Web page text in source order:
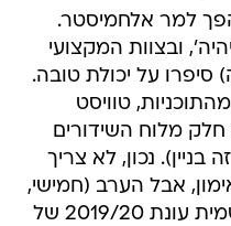
למר אלחמיסטר.
ובצוות המקצועי
סיפרו על יכולת טובה.
טוויסט
חלק מלוח השידורים
בניין). נכון, לא צריך
אבל הערב (חמישי,
20:30, ספורט3) נפתחת רשמית עונת 2019/20 של